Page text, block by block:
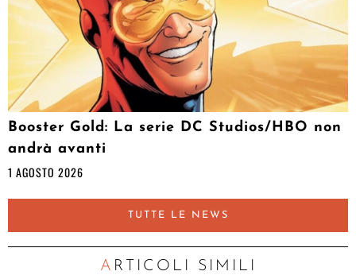
Booster Gold: La serie DC Studios/HBO non
andrà avanti
1 AGOSTO 2026
TUTTE LE NEWS
ARTICOLI SIMILI